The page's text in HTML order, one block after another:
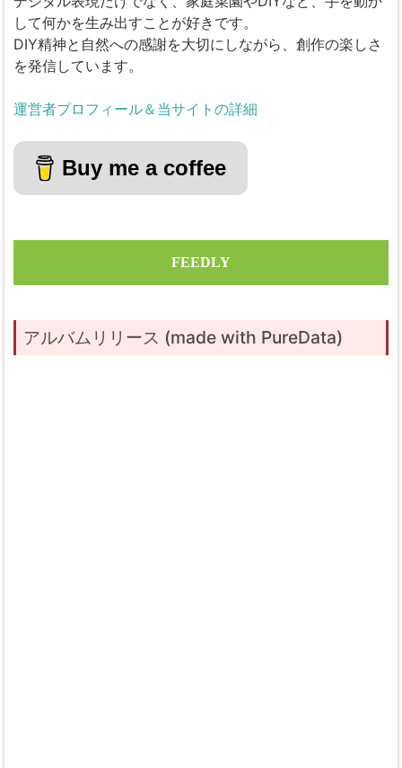
して何かを生み出すことが好きです。
DIY精神と自然への感謝を大切にしながら、創作の楽しさ
を発信しています。
運営者プロフィール＆当サイトの詳細
Buy me a coffee
FEEDLY
アルバムリリース (made with PureData)